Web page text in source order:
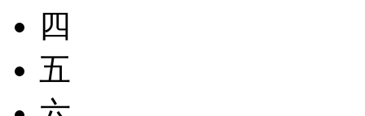
四
五